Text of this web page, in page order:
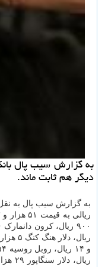
دیگر هم ثابت ماند.
به گزارش سیب پال به نقل